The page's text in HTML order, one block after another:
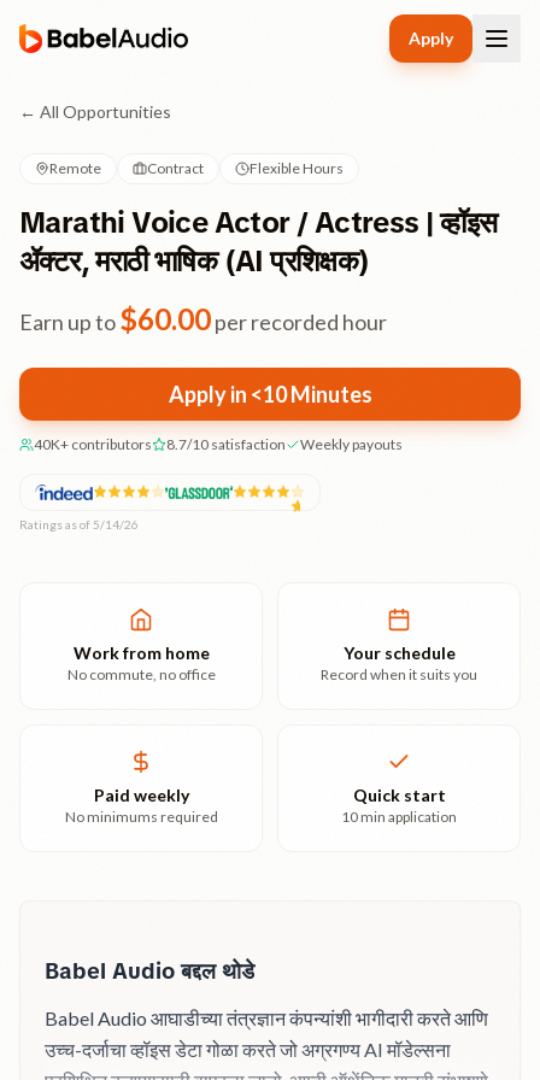
Apply
← All Opportunities
Remote Contract Flexible Hours
Marathi Voice Actor / Actress | व्हॉइस
ॲक्टर, मराठी भाषिक (AI प्रशिक्षक)
Earn up to$60.00per recorded hour
Apply in <10 Minutes
40K+ contributors 8.7/10 satisfaction Weekly payouts
Ratings as of 5/14/26
Work from home
No commute, no office
Your schedule
Record when it suits you
Paid weekly
No minimums required
Quick start
10 min application
Babel Audio बद्दल थोडे
Babel Audio आघाडीच्या तंत्रज्ञान कंपन्यांशी भागीदारी करते आणि
उच्च-दर्जाचा व्हॉइस डेटा गोळा करते जो अग्रगण्य AI मॉडेल्सना